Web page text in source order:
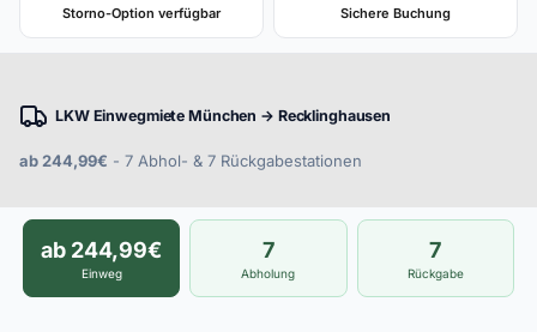
Storno-Option verfügbar Sichere Buchung
LKW Einwegmiete München → Recklinghausen
ab 244,99€ - 7 Abhol- & 7 Rückgabestationen
ab 244,99€
Einweg
7
Abholung
7
Rückgabe